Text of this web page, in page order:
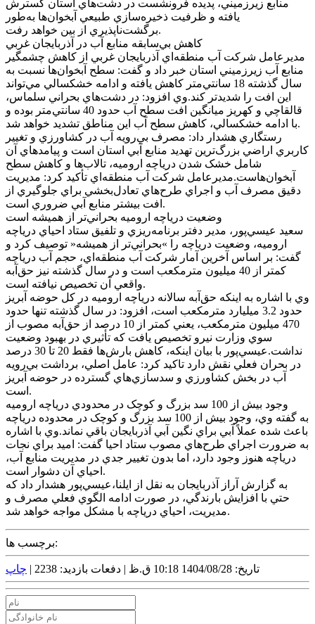
منابع زيرزميني، پديده فرونشست در دشت‌هاي استان گسترش
يافته و ظرفيت ذخيره‌سازي طبيعي آبخوان‌ها به‌طور
برگشت‌ناپذيري از بين خواهد رفت.
کاهش بي‌سابقه منابع آب در آذربايجان غربي
مديرعامل شرکت آب منطقه‌اي آذربايجان غربي از کاهش چشمگير
منابع آب زيرزميني استان خبر داد و گفت: سطح آبخوان‌ها نسبت به
سال گذشته 18 سانتي‌متر کاهش يافته و ادامه خشکسالي مي‌تواند
اين افت را شديدتر کند.وي افزود: در دشت‌هاي بحراني سلماس،
قالقاچي و کهريز ميانگين افت سطح آب حدود 40 سانتي‌متر بوده و
با ادامه خشکسالي، کاهش سطح آب اين مناطق تشديد خواهد شد.
رستگاري هشدار داد: مصرف بي‌رويه آب در کشاورزي و تغيير
کاربري اراضي بزرگ‌ترين تهديد منابع آبي استان است و پيامد‌هاي آن
شامل خشک شدن درياچه اروميه، تالاب‌ها و کاهش سطح
آبخوان‌هاست.مديرعامل شرکت آب منطقه‌اي تأکيد کرد: مديريت
دقيق مصرف آب و اجراي طرح‌هاي تعادل‌بخشي براي جلوگيري از
افت بيشتر منابع آبي ضروري است.
وضعيت درياچه اروميه بحراني‌تر از هميشه است
سعيد عيسي‌پور، مدير دفتر برنامه‌ريزي و تلفيق ستاد احياي درياچه
اروميه، وضعيت درياچه را »بحراني‌تر از هميشه« توصيف کرد و
گفت: بر اساس آخرين آمار شرکت آب منطقه‌اي، حجم آب درياچه
کمتر از 40 ميليون مترمکعب است و در سال گذشته نيز حق‌آبه
واقعي آن تخصيص نيافته است.
وي با اشاره به اينکه حق‌آبه سالانه درياچه اروميه در کل حوضه آبريز
حدود 3.2 ميليارد مترمکعب است، افزود: در سال گذشته تنها حدود
470 ميليون مترمکعب، يعني کمتر از 10 درصد از حق‌آبه مصوب از
سوي وزارت نيرو تخصيص يافت که تأثيري در بهبود وضعيت
نداشت.عيسي‌پور با بيان اينکه، کاهش بارش‌ها فقط 20 تا 30 درصد
در بحران فعلي نقش دارد تاکيد کرد: عامل اصلي، برداشت بي‌رويه
آب در بخش کشاورزي و سدسازي‌هاي گسترده در حوضه آبريز
است.
وجود بيش از 100 سد بزرگ و کوچک در محدودي درياچه اروميه
به گفته وي، وجود بيش از 100 سد بزرگ و کوچک در محدوده درياچه
باعث شده عملاً آبي براي نگين آبي آذربايجان باقي نماند.وي با اشاره
به ضرورت اجراي طرح‌هاي مصوب ستاد احيا گفت: اميد براي نجات
درياچه هنوز وجود دارد، اما بدون تغيير جدي در مديريت منابع آب،
احياي آن دشوار است.
به گزارش آراز آذربايجان به نقل از ايلنا،عيسي‌پور هشدار داد که
حتي با افزايش بارندگي، در صورت ادامه الگوي فعلي مصرف و
مديريت، احياي درياچه با مشکل مواجه خواهد شد.
برچسب ها:
تاریخ: 1404/08/28 10:18 ق.ظ | دفعات بازدید: 2238 | چاپ